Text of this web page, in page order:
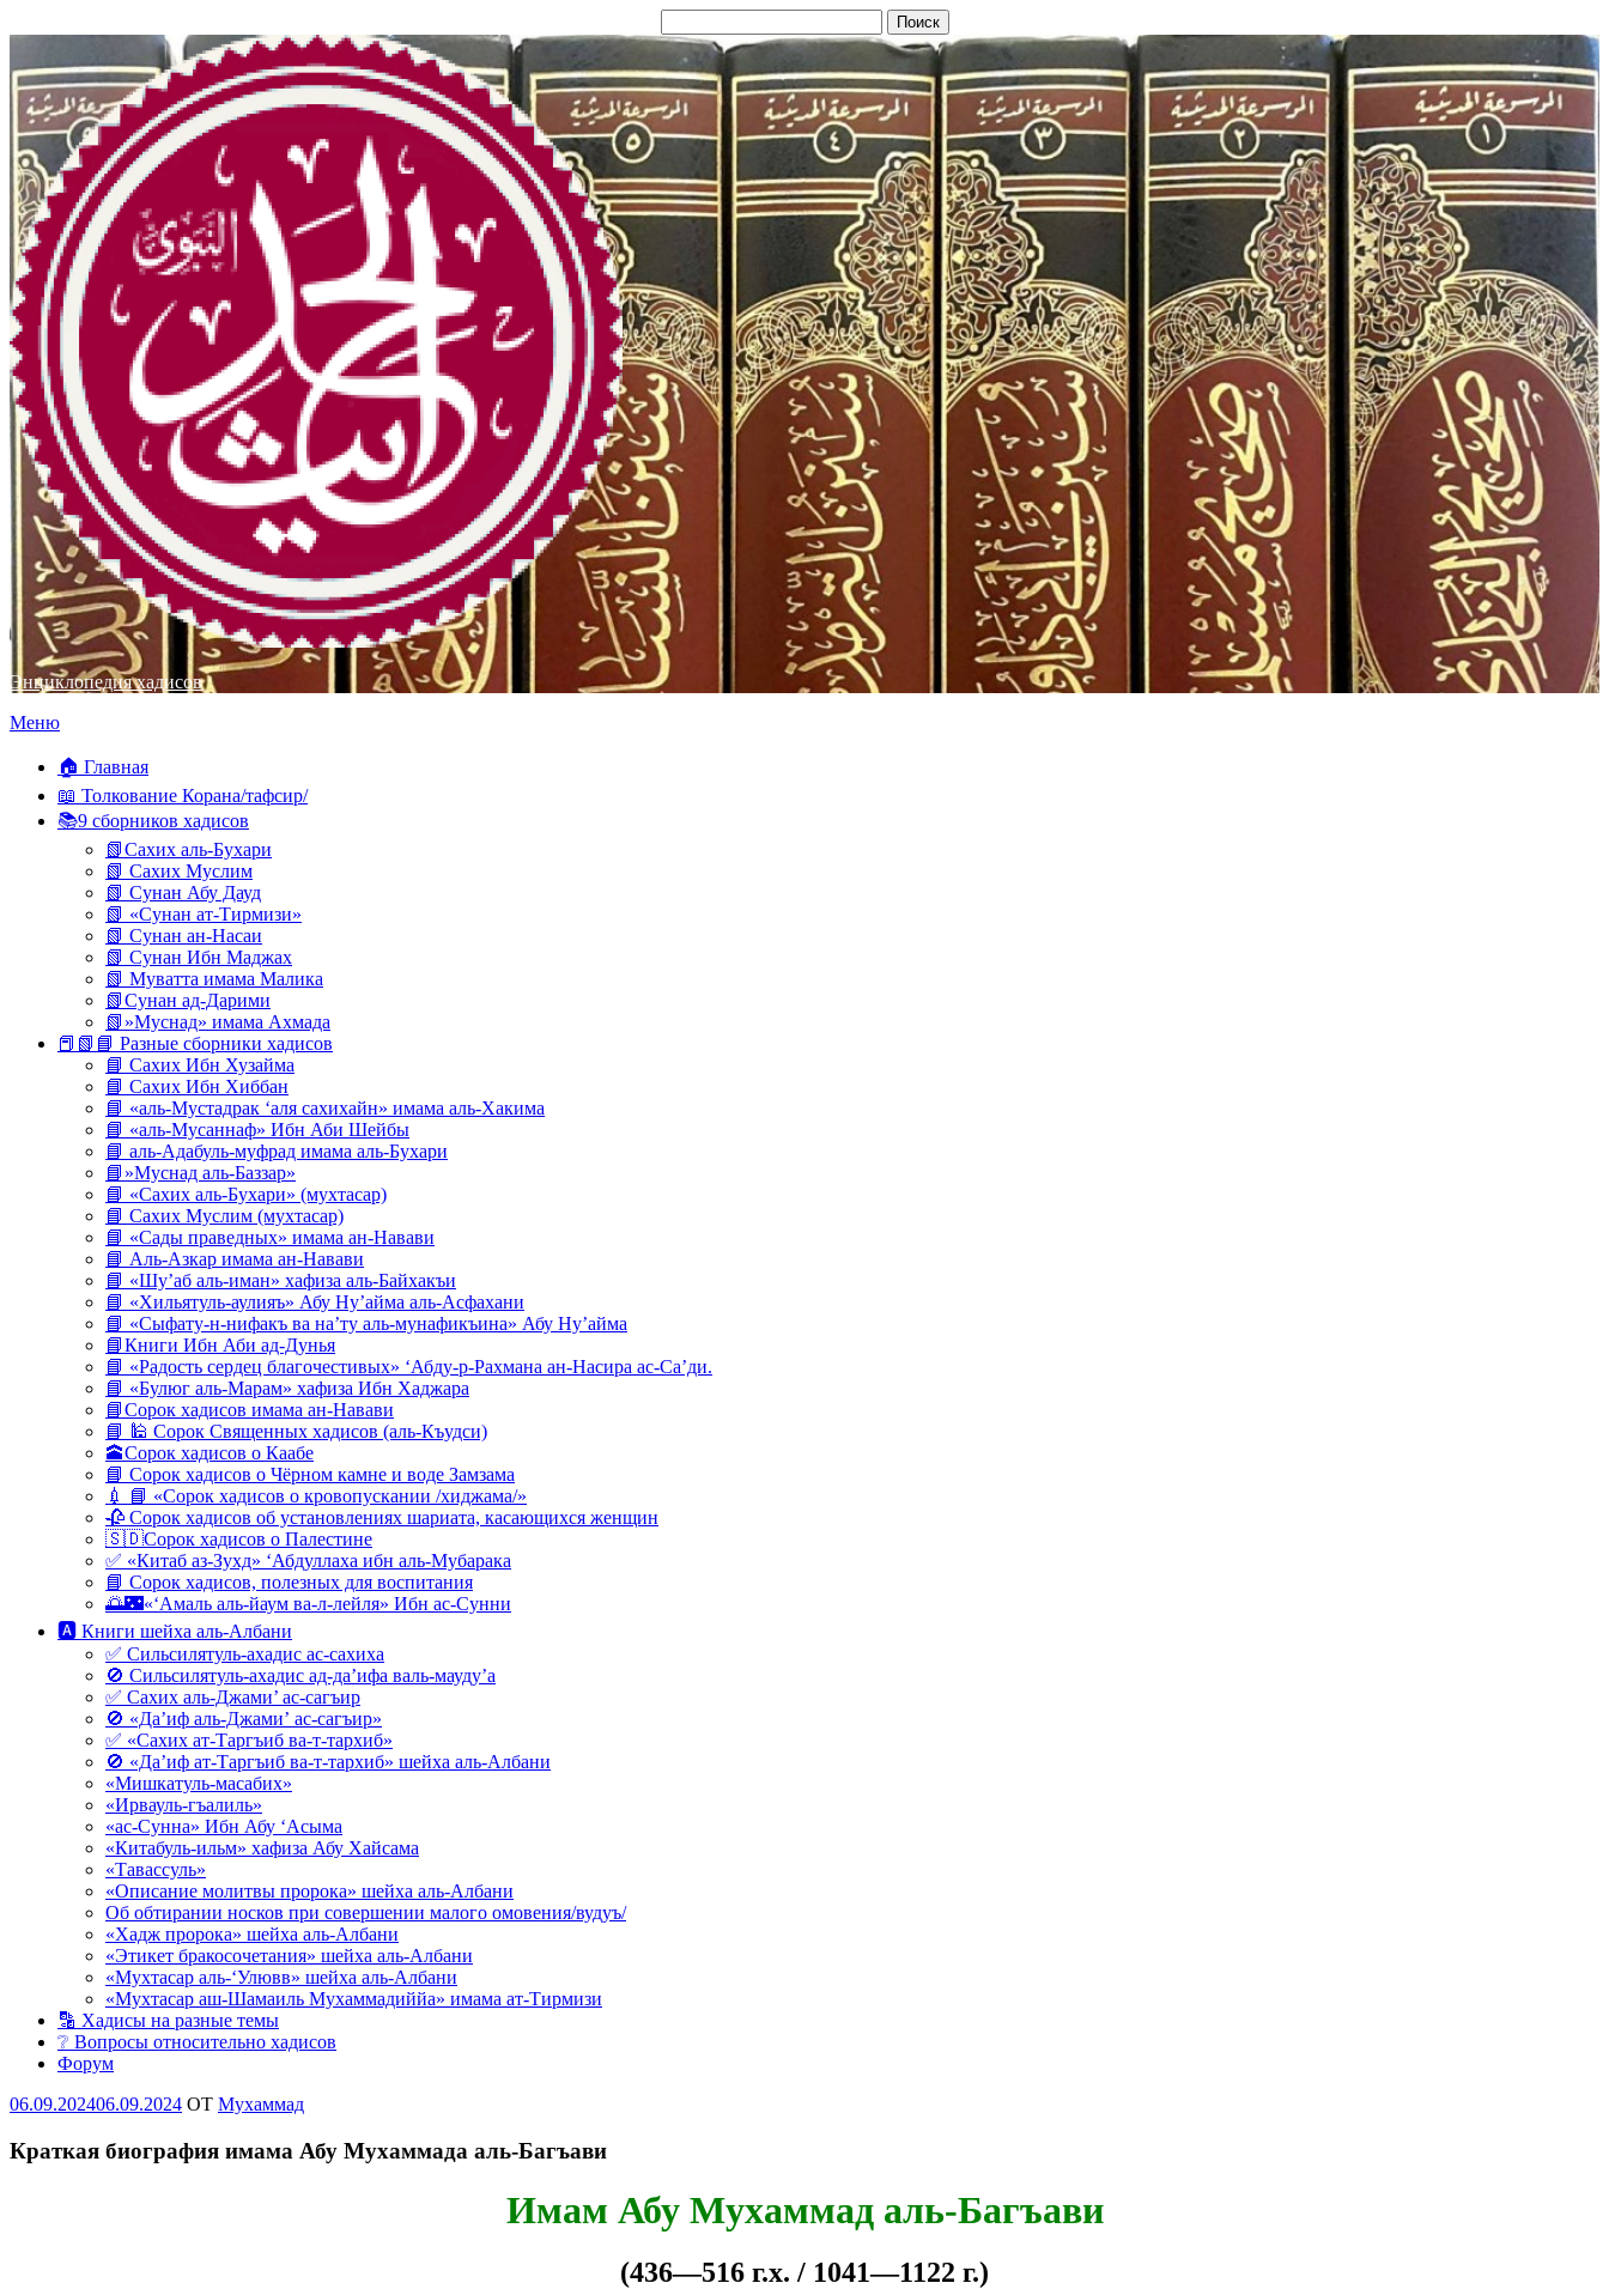
Энциклопедия хадисов
Перейти
содержимому
Меню
🏠 Главная
📖 Толкование Корана/тафсир/
📚9 сборников хадисов
📗Сахих аль-Бухари
📗 Сахих Муслим
📗 Сунан Абу Дауд
📗 «Сунан ат-Тирмизи»
📗 Сунан ан-Насаи
📗 Сунан Ибн Маджах
📗 Муватта имама Малика
📗Сунан ад-Дарими
📗»Муснад» имама Ахмада
📕📗📘 Разные сборники хадисов
📘 Сахих Ибн Хузайма
📘 Сахих Ибн Хиббан
📘 «аль-Мустадрак ‘аля сахихайн» имама аль-Хакима
📘 «аль-Мусаннаф» Ибн Аби Шейбы
📘 аль-Адабуль-муфрад имама аль-Бухари
📘»Муснад аль-Баззар»
📘 «Сахих аль-Бухари» (мухтасар)
📘 Сахих Муслим (мухтасар)
📘 «Сады праведных» имама ан-Навави
📘 Аль-Азкар имама ан-Навави
📘 «Шу’аб аль-иман» хафиза аль-Байхакъи
📘 «Хильятуль-аулияъ» Абу Ну’айма аль-Асфахани
📘 «Сыфату-н-нифакъ ва на’ту аль-мунафикъина» Абу Ну’айма
📘Книги Ибн Аби ад-Дунья
📘 «Радость сердец благочестивых» ‘Абду-р-Рахмана ан-Насира ас-Са’ди.
📘 «Булюг аль-Марам» хафиза Ибн Хаджара
📘Сорок хадисов имама ан-Навави
📘 🕌 Сорок Священных хадисов (аль-Къудси)
🕋Сорок хадисов о Каабе
📘 Сорок хадисов о Чёрном камне и воде Замзама
💉 📘 «Сорок хадисов о кровопускании /хиджама/»
🥀 Сорок хадисов об установлениях шариата, касающихся женщин
🇸🇩Сорок хадисов о Палестине
✅ «Китаб аз-Зухд» ‘Абдуллаха ибн аль-Мубарака
📘 Сорок хадисов, полезных для воспитания
🌅🌃«‘Амаль аль-йаум ва-л-лейля» Ибн ас-Сунни
🅰 Книги шейха аль-Албани
✅ Сильсилятуль-ахадис ас-сахиха
🚫 Сильсилятуль-ахадис ад-да’ифа валь-мауду’а
✅ Сахих аль-Джами’ ас-сагъир
🚫 «Да’иф аль-Джами’ ас-сагъир»
✅ «Сахих ат-Таргъиб ва-т-тархиб»
🚫 «Да’иф ат-Таргъиб ва-т-тархиб» шейха аль-Албани
«Мишкатуль-масабих»
«Ирвауль-гъалиль»
«ас-Сунна» Ибн Абу ‘Асыма
«Китабуль-ильм» хафиза Абу Хайсама
«Тавассуль»
«Описание молитвы пророка» шейха аль-Албани
Об обтирании носков при совершении малого омовения/вудуъ/
«Хадж пророка» шейха аль-Албани
«Этикет бракосочетания» шейха аль-Албани
«Мухтасар аль-‘Улювв» шейха аль-Албани
«Мухтасар аш-Шамаиль Мухаммадиййа» имама ат-Тирмизи
🔡 Хадисы на разные темы
❔ Вопросы относительно хадисов
Форум
Опубликовано
06.09.202406.09.2024 OT Мухаммад
Краткая биография имама Абу Мухаммада аль-Багъави
Имам Абу Мухаммад аль-Багъави
(436—516 г.х. / 1041—1122 г.)